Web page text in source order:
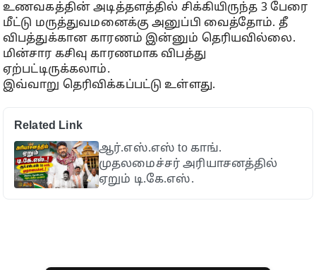
உணவகத்தின் அடித்தளத்தில் சிக்கியிருந்த 3 பேரை
மீட்டு மருத்துவமனைக்கு அனுப்பி வைத்தோம். தீ
விபத்துக்கான காரணம் இன்னும் தெரியவில்லை.
மின்சார கசிவு காரணமாக விபத்து
ஏற்பட்டிருக்கலாம்.
இவ்வாறு தெரிவிக்கப்பட்டு உள்ளது.
Related Link
ஆர்.எஸ்.எஸ் to காங்.
முதலமைச்சர் அரியாசனத்தில்
ஏறும் டி.கே.எஸ்.